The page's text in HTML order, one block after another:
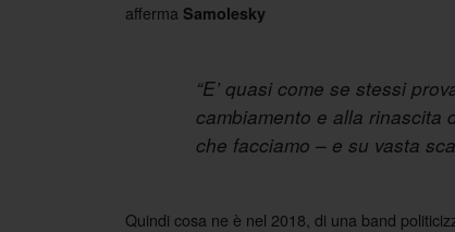
afferma Samolesky
“E’ quasi come se stessi
cambiamento e alla rinascita
che facciamo – e su vasta
Quindi cosa ne è nel 2018, di una band